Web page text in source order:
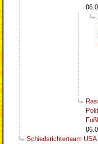
Schiedsrichterteam